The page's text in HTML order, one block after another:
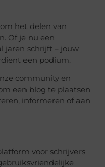
het delen van
Of je nu een
jaren schrijft – jouw
een podium.
community en
een blog te plaatsen
informeren of aan
voor schrijvers